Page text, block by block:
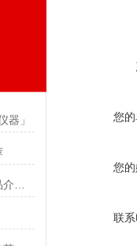
器」 您的
您的
联系